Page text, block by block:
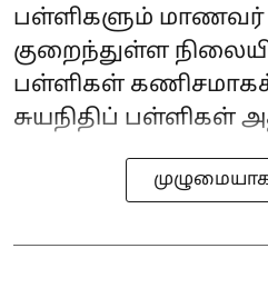
பள்ளிகளும் மாணவர்
குறைந்துள்ள
பள்ளிகள் கணிசமாகச்
சுயநிதிப் பள்ளிகள்